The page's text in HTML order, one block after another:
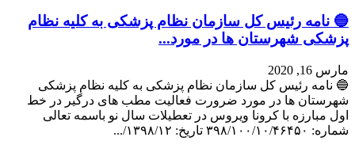
🔵 نامه رئیس کل سازمان نظام پزشکی به کلیه نظام
پزشکی شهرستان ها در مورد...
مارس 16, 2020
🔵 نامه رئیس کل سازمان نظام پزشکی به کلیه نظام پزشکی
شهرستان ها در مورد ضرورت فعالیت مطب های درگیر در خط
اول مبارزه با کرونا ویروس در تعطیلات سال نو باسمه تعالی
شماره: ۳۹۸/۱۰۰/۱۰/۴۶۴۵۰ تاریخ: ۱۳۹۸/۱۲/...